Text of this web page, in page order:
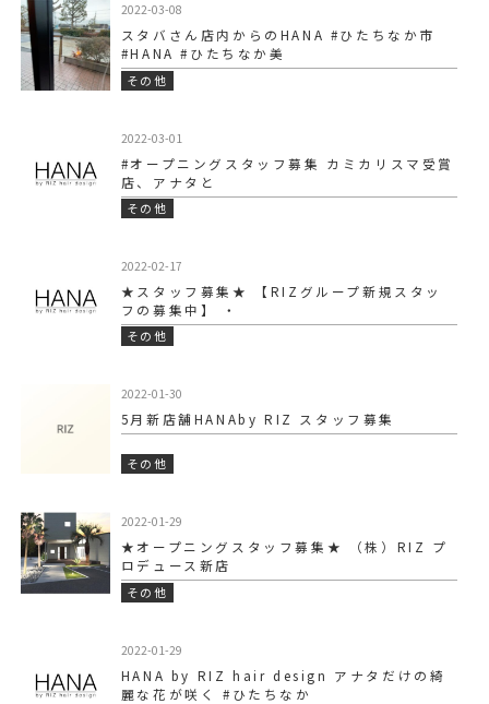
2022-03-08
スタバさん店内からのHANA #ひたちなか市
#HANA #ひたちなか美
その他
2022-03-01
#オープニングスタッフ募集 カミカリスマ受賞
店、アナタと
その他
2022-02-17
★スタッフ募集★ 【RIZグループ新規スタッ
フの募集中】 ・
その他
2022-01-30
5月新店舗HANAby RIZ スタッフ募集
その他
2022-01-29
★オープニングスタッフ募集★ （株）RIZ プ
ロデュース新店
その他
2022-01-29
HANA by RIZ hair design アナタだけの綺
麗な花が咲く #ひたちなか